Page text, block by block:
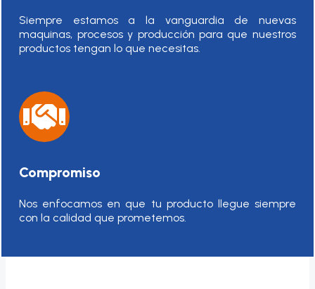
Siempre estamos a la vanguardia de nuevas
maquinas, procesos y producción para que nuestros
productos tengan lo que necesitas.
Compromiso
Nos enfocamos en que tu producto llegue siempre
con la calidad que prometemos.